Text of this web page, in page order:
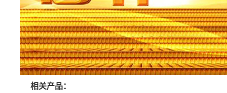
相关产品：